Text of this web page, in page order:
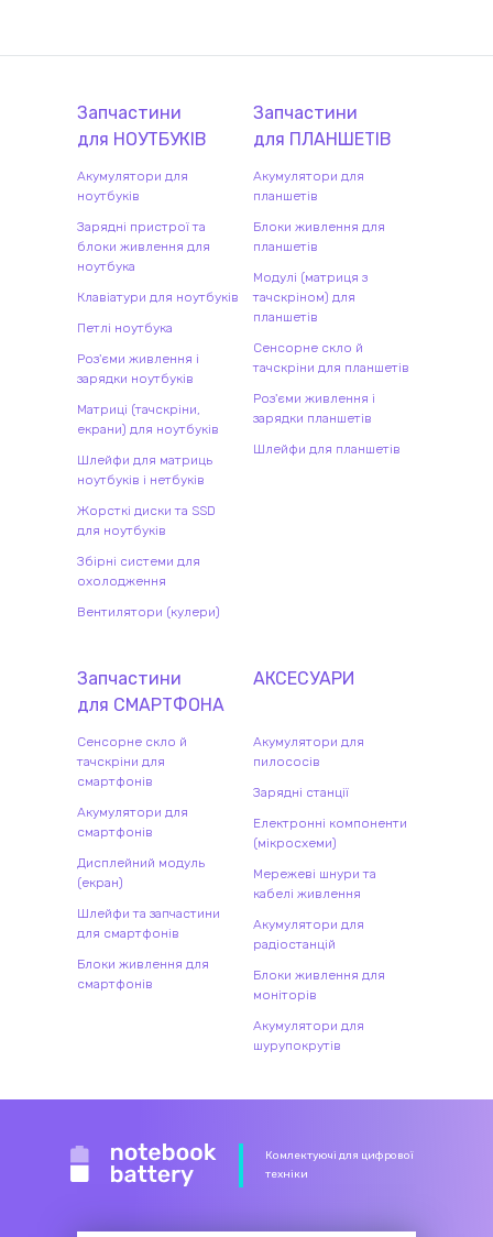
Запчастини
для НОУТБУК ІВ
Акумулятори для
ноутбуків
Зарядні пристрої та
блоки живлення для
ноутбука
Клавіатури для ноутбуків
Петлі ноутбука
Роз'єми живлення і
зарядки ноутбуків
Матриці (тачскріни,
екрани) для ноутбуків
Шлейфи для матриць
ноутбуків і нетбуків
Жорсткі диски та SSD
для ноутбуків
Збірні системи для
охолодження
Вентилятори (кулери)
Запчастини
для ПЛАНШЕТ ІВ
Акумулятори для
планшетів
Блоки живлення для
планшетів
Модулі (матриця з
тачскріном) для
планшетів
Сенсорне скло й
тачскріни для планшетів
Роз'єми живлення і
зарядки планшетів
Шлейфи для планшетів
Запчастини
для СМАРТФОНА
Сенсорне скло й
тачскріни для
смартфонів
Акумулятори для
смартфонів
Дисплейний модуль
(екран)
Шлейфи та запчастини
для смартфонів
Блоки живлення для
смартфонів
АКСЕСУАРИ
Акумулятори для
пилососів
Зарядні станції
Електронні компоненти
(мікросхеми)
Мережеві шнури та
кабелі живлення
Акумулятори для
радіостанцій
Блоки живлення для
моніторів
Акумулятори для
шурупокрутів
Комлектуючі для цифрової
техніки